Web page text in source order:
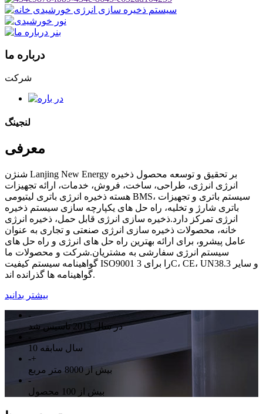
درباره ما
شرکت
لنجینگ
معرفی
شنژن Lanjing New Energy بر تحقیق و توسعه محصول ذخیره
انرژی انرژی، طراحی، ساخت، فروش، خدمات، ارائه تجهیزات
هسته ذخیره انرژی باتری لیتیومی BMS، سیستم باتری و تجهیزات
باتری شارژ و تخلیه، راه حل های یکپارچه سازی سیستم ذخیره
انرژی تمرکز دارد.ذخیره سازی انرژی قابل حمل، ذخیره انرژی
خانه، محصولات ذخیره سازی انرژی صنعتی و تجاری به عنوان
عامل پیشرو، برای ارائه بهترین راه حل های انرژی و راه حل های
سیستم انرژی سفارشی به مشتریان.شرکت و محصولات ما
گواهینامه سیستم کیفیت ISO9001 را برای 3C، CE، UN38.3 و سایر
گواهینامه ها گذرانده اند.
بیشتر بدانید
-
در سال 2013 تاسیس شد
-
10 سال سابقه
-+
بیش از 8000 متر مربع
-
بیش از 100 محصول